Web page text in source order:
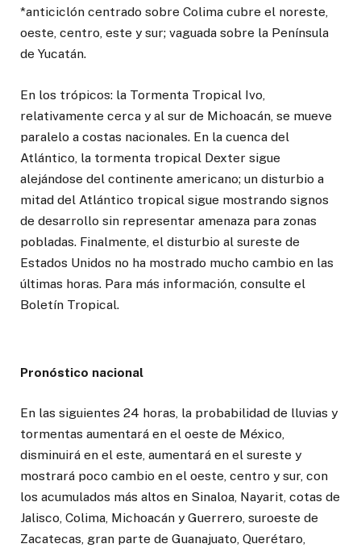
*anticiclón centrado sobre Colima cubre el noreste,
oeste, centro, este y sur; vaguada sobre la Península
de Yucatán.
En los trópicos: la Tormenta Tropical Ivo,
relativamente cerca y al sur de Michoacán, se mueve
paralelo a costas nacionales. En la cuenca del
Atlántico, la tormenta tropical Dexter sigue
alejándose del continente americano; un disturbio a
mitad del Atlántico tropical sigue mostrando signos
de desarrollo sin representar amenaza para zonas
pobladas. Finalmente, el disturbio al sureste de
Estados Unidos no ha mostrado mucho cambio en las
últimas horas. Para más información, consulte el
Boletín Tropical.
Pronóstico nacional
En las siguientes 24 horas, la probabilidad de lluvias y
tormentas aumentará en el oeste de México,
disminuirá en el este, aumentará en el sureste y
mostrará poco cambio en el oeste, centro y sur, con
los acumulados más altos en Sinaloa, Nayarit, cotas de
Jalisco, Colima, Michoacán y Guerrero, suroeste de
Zacatecas, gran parte de Guanajuato, Querétaro,